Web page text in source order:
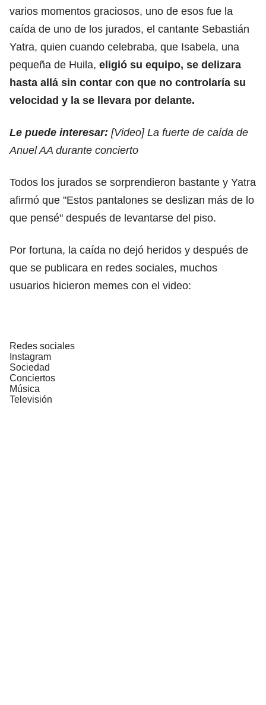
varios momentos graciosos, uno de esos fue la
caída de uno de los jurados, el cantante Sebastián
Yatra, quien cuando celebraba, que Isabela, una
pequeña de Huila, eligió su equipo, se delizara
hasta allá sin contar con que no controlaría su
velocidad y la se llevara por delante.
Le puede interesar: [Video] La fuerte de caída de
Anuel AA durante concierto
Todos los jurados se sorprendieron bastante y Yatra
afirmó que "Estos pantalones se deslizan más de lo
que pensé" después de levantarse del piso.
Por fortuna, la caída no dejó heridos y después de
que se publicara en redes sociales, muchos
usuarios hicieron memes con el video:
Redes sociales
Instagram
Sociedad
Conciertos
Música
Televisión